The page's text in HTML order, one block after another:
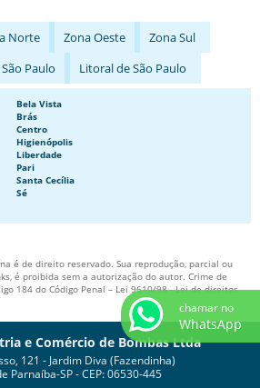
EM INOX
DE COMBUSTÍVEL
DE ASFALTO
DE COMBUSTÍVEL
Norte Zona Oeste
Zona Sul
Paulo Litoral de São Paulo
Bela Vista
Brás
Centro
Higienópolis
Liberdade
Pari
Santa Cecília
Sé
é de direito reservado. Sua reprodução, parcial ou
é proibida sem a autorização do autor. Crime de
184 do Código Penal – Lei 9610/98 - Lei de direitos
e Comércio de Bombas Ltda
121 - Jardim Diva (Fazendinha)
Parnaíba-SP - CEP: 06530-445
chamar no
WhatsApp